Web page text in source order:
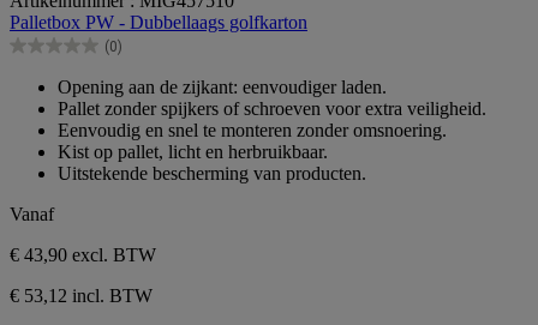
van
de
5
Palletbox PW - Dubbellaags golfkarton
(0)
0.0
sterren.
Opening aan de zijkant: eenvoudiger laden.
Pallet zonder spijkers of schroeven voor extra veiligheid.
Eenvoudig en snel te monteren zonder omsnoering.
Kist op pallet, licht en herbruikbaar.
Uitstekende bescherming van producten.
Vanaf
€ 43,90 excl. BTW
€ 53,12 incl. BTW